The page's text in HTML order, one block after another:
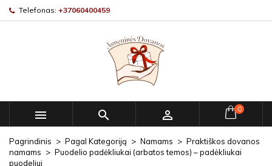
Telefonas: +37060400459
   0
Pagrindinis Pagal Kategoriją Namams
Praktiškos dovanos
namams
Puodelio padėkliukai (arbatos temos) – padėkliukai
puodeliui